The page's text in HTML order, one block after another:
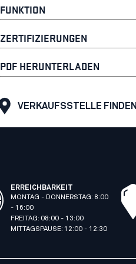
FUNKTION
ZERTIFIZIERUNGEN
PDF HERUNTERLADEN
VERKAUFSSTELLE FINDEN
ERREICHBARKEIT
MONTAG - DONNERSTAG: 8:00
- 16:00
FREITAG: 08:00 - 13:00
MITTAGSPAUSE: 12:00 - 12:30